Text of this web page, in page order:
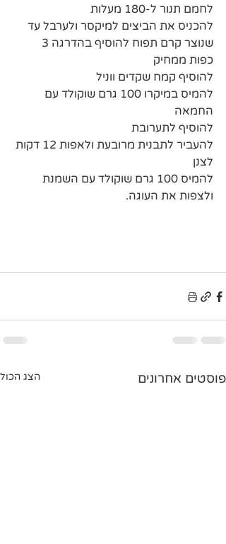
לחמם תנור ל-180 מעלות
להכניס את הביצים למיקסר ולערבל עד
כפות ממחיק
להוסיף קמח שקדים ווניל
להמיס במיקרו 100 גרם שוקולד עם
החמאה
להוסיף לתערובת
להעביר לתבנית מרובעת ולאפות 12 דקות
לצנן
להמיס 100 גרם שוקולד עם השמנת
ולצפות את העוגה.
פוסטים אחרונים הצג הכול